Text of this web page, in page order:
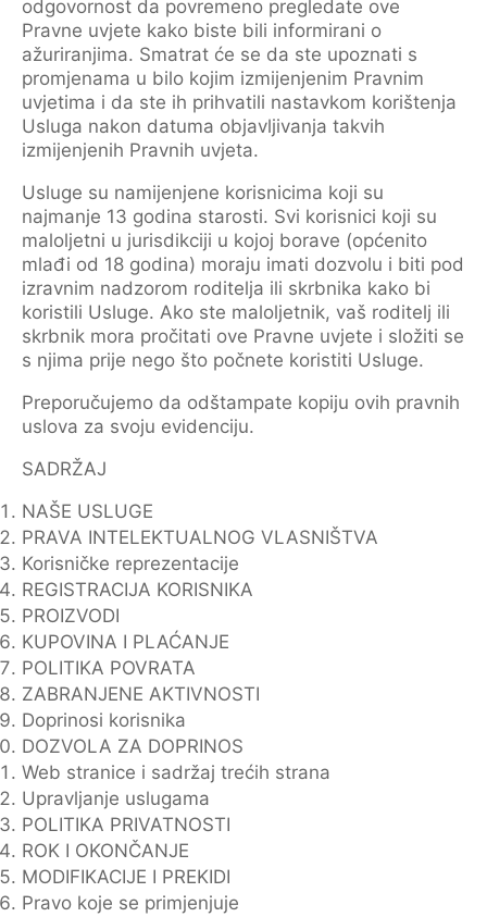
odgovornost da povremeno pregledate ove
Pravne uvjete kako biste bili informirani o
ažuriranjima. Smatrat će se da ste upoznati s
promjenama u bilo kojim izmijenjenim Pravnim
uvjetima i da ste ih prihvatili nastavkom korištenja
Usluga nakon datuma objavljivanja takvih
izmijenjenih Pravnih uvjeta.
Usluge su namijenjene korisnicima koji su
najmanje 13 godina starosti. Svi korisnici koji su
maloljetni u jurisdikciji u kojoj borave (općenito
mlađi od 18 godina) moraju imati dozvolu i biti pod
izravnim nadzorom roditelja ili skrbnika kako bi
koristili Usluge. Ako ste maloljetnik, vaš roditelj ili
skrbnik mora pročitati ove Pravne uvjete i složiti se
s njima prije nego što počnete koristiti Usluge.
Preporučujemo da odštampate kopiju ovih pravnih
uslova za svoju evidenciju.
SADRŽAJ
NAŠE USLUGE
PRAVA INTELEKTUALNOG VLASNIŠTVA
Korisničke reprezentacije
REGISTRACIJA KORISNIKA
PROIZVODI
KUPOVINA I PLAĆANJE
POLITIKA POVRATA
ZABRANJENE AKTIVNOSTI
Doprinosi korisnika
DOZVOLA ZA DOPRINOS
Web stranice i sadržaj trećih strana
Upravljanje uslugama
POLITIKA PRIVATNOSTI
ROK I OKONČANJE
MODIFIKACIJE I PREKIDI
Pravo koje se primjenjuje